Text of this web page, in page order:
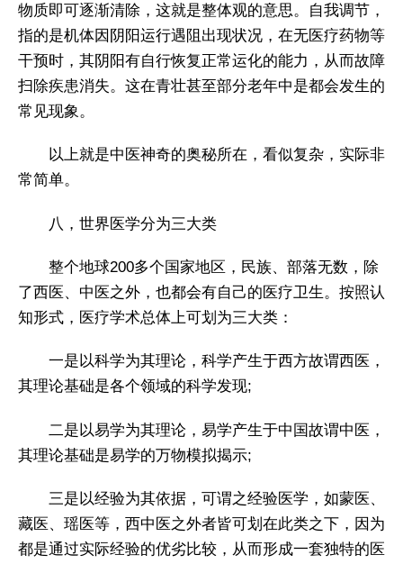
物质即可逐渐清除，这就是整体观的意思。自我调节，
指的是机体因阴阳运行遇阻出现状况，在无医疗药物等
干预时，其阴阳有自行恢复正常运化的能力，从而故障
扫除疾患消失。这在青壮甚至部分老年中是都会发生的
常见现象。
以上就是中医神奇的奥秘所在，看似复杂，实际非
常简单。
八，世界医学分为三大类
整个地球200多个国家地区，民族、部落无数，除
了西医、中医之外，也都会有自己的医疗卫生。按照认
知形式，医疗学术总体上可划为三大类：
一是以科学为其理论，科学产生于西方故谓西医，
其理论基础是各个领域的科学发现;
二是以易学为其理论，易学产生于中国故谓中医，
其理论基础是易学的万物模拟揭示;
三是以经验为其依据，可谓之经验医学，如蒙医、
藏医、瑶医等，西中医之外者皆可划在此类之下，因为
都是通过实际经验的优劣比较，从而形成一套独特的医